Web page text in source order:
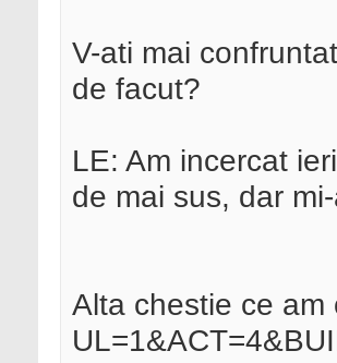
V-ati mai
de facut?
LE: Am incercat
de mai sus, dar
Alta chestie ce